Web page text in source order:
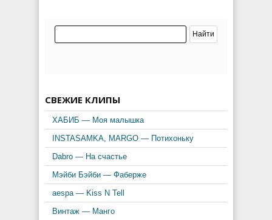
СВЕЖИЕ КЛИПЫ
ХАБИБ — Моя малышка
INSTASAMKA, MARGO — Потихоньку
Dabro — На счастье
Мэйби Бэйби — Фаберже
aespa — Kiss N Tell
Винтаж — Манго